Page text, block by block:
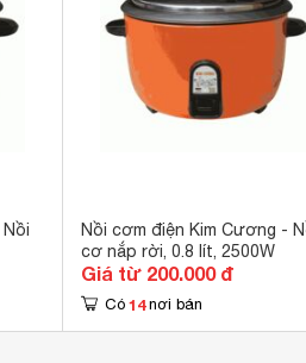
Nồi cơm điện Kim Cương -
cơ nắp rời, 0.8 lít, 2500W
Giá từ 200.000 đ
Có 14 nơi bán